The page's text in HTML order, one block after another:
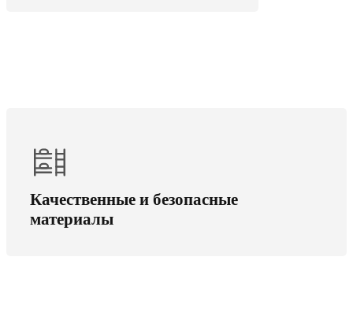
Качественные и безопасные
материалы
ЛДСП и МДФ от проверенных поставщиков,
надёжная фурнитура — контроль на каждом
этапе от визуализации до установки.